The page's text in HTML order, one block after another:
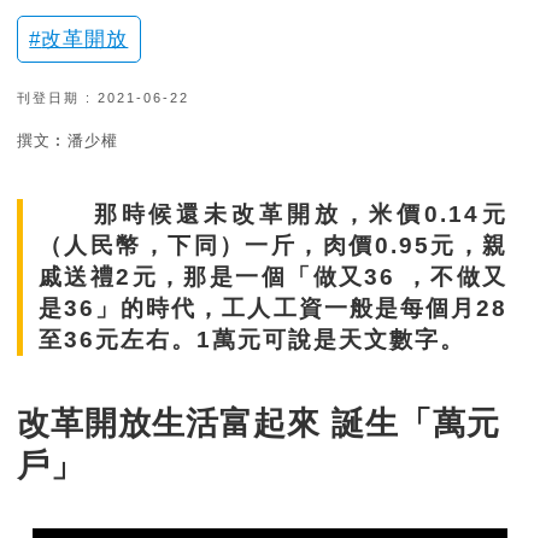
改革開放
刊登日期 : 2021-06-22
撰文︰潘少權
那時候還未改革開放，米價0.14元
（人民幣，下同）一斤，肉價0.95元，親
戚送禮2元，那是一個「做又36 ，不做又
是36」的時代，工人工資一般是每個月28
至36元左右。1萬元可說是天文數字。
改革開放生活富起來 誕生「萬元
戶」